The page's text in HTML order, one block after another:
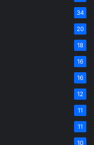
34
20
18
16
16
12
11
11
10